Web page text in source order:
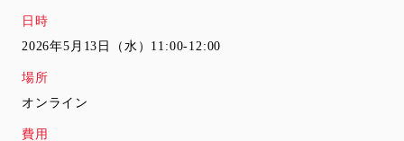
日時
2026年5月13日（水）11:00-12:00
場所
オンライン
費用